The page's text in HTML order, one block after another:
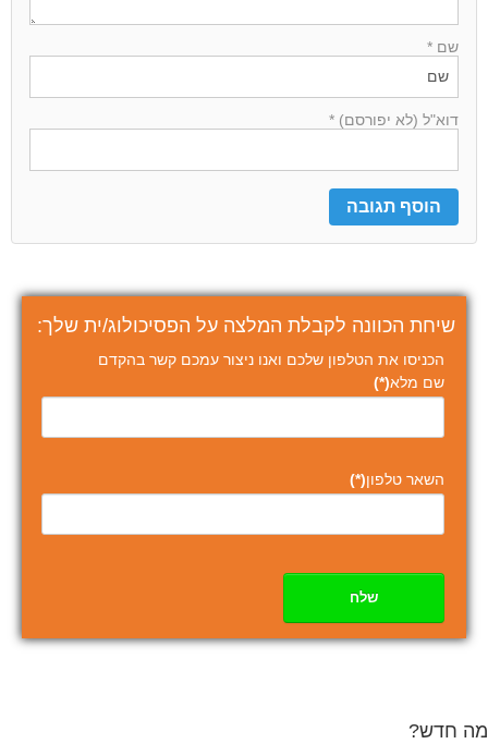
שם *
דוא"ל (לא יפורסם) *
שיחת הכוונה לקבלת המלצה על הפסיכולוג/ית שלך:
הכניסו את הטלפון שלכם ואנו ניצור עמכם קשר בהקדם
שם מלא(*)
השאר טלפון(*)
שלח
מה חדש?